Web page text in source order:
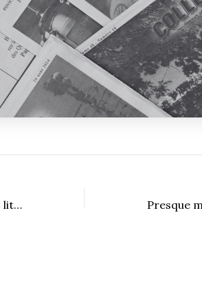
Conclusion du Grand Concours littéraire de l’UdeS